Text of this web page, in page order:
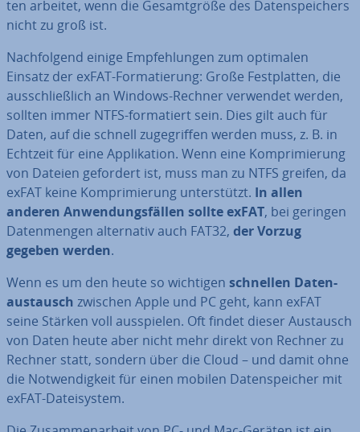
ten arbeitet, wenn die Ge­samt­grö­ße des Da­ten­spei­chers
nicht zu groß ist.
Nach­fol­gend einige Emp­feh­lun­gen zum optimalen
Einsatz der exFAT-For­ma­tie­rung: Große Fest­plat­ten, die
aus­schließ­lich an Windows-Rechner verwendet werden,
sollten immer NTFS-for­ma­tiert sein. Dies gilt auch für
Daten, auf die schnell zu­ge­grif­fen werden muss, z. B. in
Echtzeit für eine Ap­pli­ka­ti­on. Wenn eine Kom­pri­mie­rung
von Dateien gefordert ist, muss man zu NTFS greifen, da
exFAT keine Kom­pri­mie­rung un­ter­stützt. In allen
anderen An­wen­dungs­fäl­len sollte exFAT, bei geringen
Da­ten­men­gen al­ter­na­tiv auch FAT32, der Vorzug
gegeben werden.
Wenn es um den heute so wichtigen schnellen Da­ten­
aus­tausch zwischen Apple und PC geht, kann exFAT
seine Stärken voll aus­spie­len. Oft findet dieser Austausch
von Daten heute aber nicht mehr direkt von Rechner zu
Rechner statt, sondern über die Cloud – und damit ohne
die Not­wen­dig­keit für einen mobilen Da­ten­spei­cher mit
exFAT-Da­tei­sys­tem.